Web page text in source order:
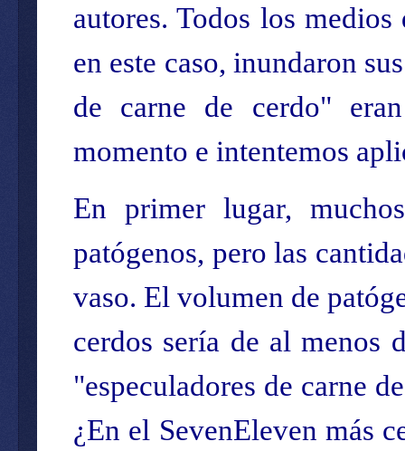
autores. Todos los
en este caso, inundaron
de carne de cerdo"
momento e intentemos
En primer lugar,
patógenos, pero las
vaso. El volumen de
cerdos sería de al menos
"especuladores de carne
¿En el SevenEleven más